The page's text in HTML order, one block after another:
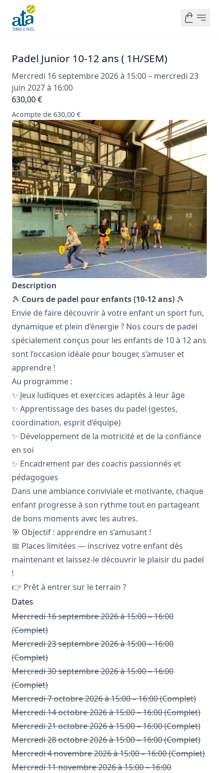
Padel Junior 10-12 ans ( 1H/SEM)
Mercredi 16 septembre 2026 à 15:00 – mercredi 23
juin 2027 à 16:00
630,00 €
Acompte de 630,00 €
Description
🎾 Cours de padel pour enfants (10-12 ans) 🎾
Envie de faire découvrir à votre enfant un sport fun,
dynamique et plein d’énergie ? Nos cours de padel
spécialement conçus pour les enfants de 10 à 12 ans
sont l’occasion idéale pour bouger, s’amuser et
apprendre !
Au programme :
✨ Jeux ludiques et exercices adaptés à leur âge
✨ Apprentissage des bases du padel (gestes,
coordination, esprit d’équipe)
✨ Développement de la motricité et de la confiance
en soi
✨ Encadrement par des coachs passionnés et
pédagogues
Dans une ambiance conviviale et motivante, chaque
enfant progresse à son rythme tout en partageant
de bons moments avec les autres.
🎯 Objectif : apprendre en s’amusant !
📅 Places limitées — inscrivez votre enfant dès
maintenant et laissez-le découvrir le plaisir du padel
!
👉 Prêt à entrer sur le terrain ?
Dates
Mercredi 16 septembre 2026 à 15:00 – 16:00
(Complet)
Mercredi 23 septembre 2026 à 15:00 – 16:00
(Complet)
Mercredi 30 septembre 2026 à 15:00 – 16:00
(Complet)
Mercredi 7 octobre 2026 à 15:00 – 16:00 (Complet)
Mercredi 14 octobre 2026 à 15:00 – 16:00 (Complet)
Mercredi 21 octobre 2026 à 15:00 – 16:00 (Complet)
Mercredi 28 octobre 2026 à 15:00 – 16:00 (Complet)
Mercredi 4 novembre 2026 à 15:00 – 16:00 (Complet)
Mercredi 11 novembre 2026 à 15:00 – 16:00